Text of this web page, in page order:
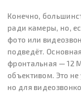
Конечно,
ради камеры, но,
фото или
подведёт.
фронтальная — 12
объективом. Это
но для